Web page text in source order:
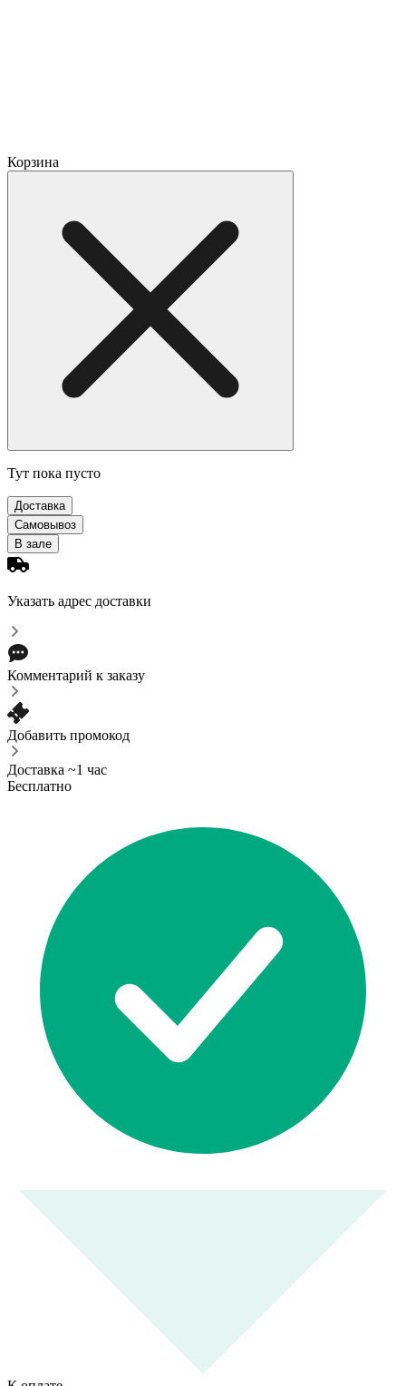
Корзина
Тут пока пусто
Доставка
Самовывоз
В зале
Указать адрес доставки
Комментарий к заказу
Добавить промокод
Доставка ~1 час
Бесплатно